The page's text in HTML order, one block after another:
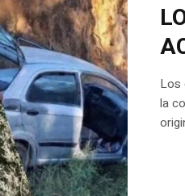
Los
la